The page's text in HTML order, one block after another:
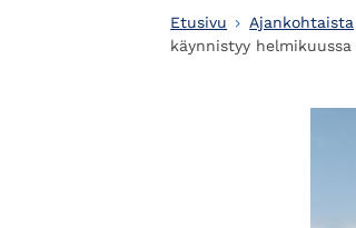
Etusivu Ajankohtaista
käynnistyy helmikuussa